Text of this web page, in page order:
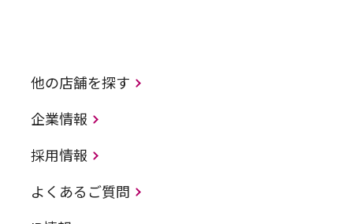
他の店舗を探す
企業情報
採用情報
よくあるご質問